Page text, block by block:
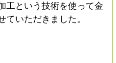
工という技術を使って金
いただきました。